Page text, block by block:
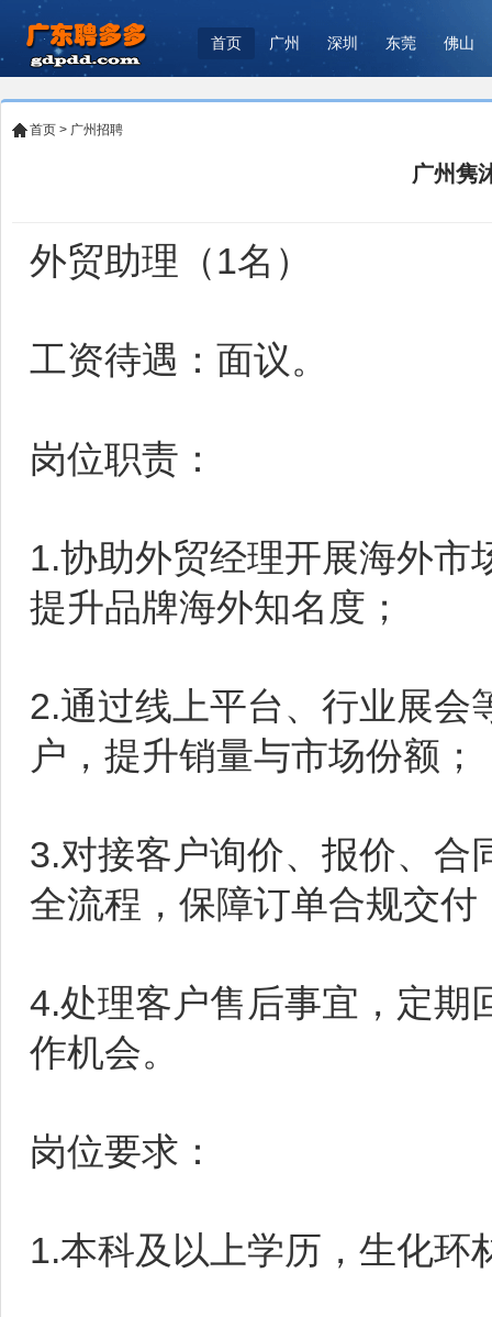
首页 广州 深圳 东莞 佛山
首页 > 广州招聘
广州隽
外贸助理（1名）
工资待遇：面议。
岗位职责：
1.协助外贸经理开展海外市
提升品牌海外知名度；
2.通过线上平台、行业展会
户，提升销量与市场份额；
3.对接客户询价、报价、合
全流程，保障订单合规交付
4.处理客户售后事宜，定期
作机会。
岗位要求：
1.本科及以上学历，生化环